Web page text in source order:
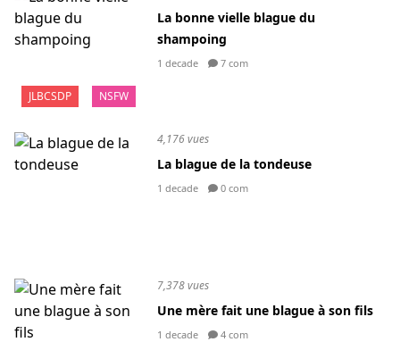
JLBCSDP NSFW
La bonne vielle blague du
shampoing
1 decade 7 com
4,176 vues
La blague de la tondeuse
1 decade 0 com
7,378 vues
Une mère fait une blague à son fils
1 decade 4 com